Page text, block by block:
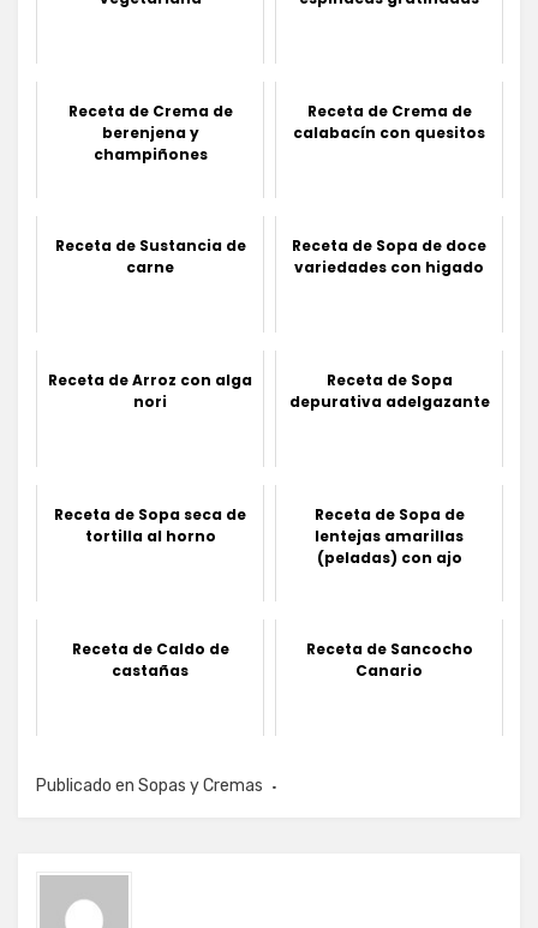
Receta de Crema de
berenjena y
champiñones
Receta de Crema de
calabacín con quesitos
Receta de Sustancia de
carne
Receta de Sopa de doce
variedades con higado
Receta de Arroz con alga
nori
Receta de Sopa
depurativa adelgazante
Receta de Sopa seca de
tortilla al horno
Receta de Sopa de
lentejas amarillas
(peladas) con ajo
Receta de Caldo de
castañas
Receta de Sancocho
Canario
Publicado en Sopas y Cremas